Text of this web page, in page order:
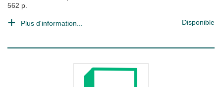
562 p.
Plus d'information... Disponible